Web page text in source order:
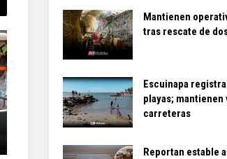
Mantienen
tras rescate de
Escuinapa
playas;
carreteras
Reportan estable